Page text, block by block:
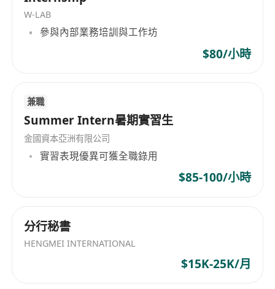
· 極具吸引力的獎勵：年度海外旅遊激勵、最新電子
產品、名牌禮品等，獎勵你的卓越成就。
等，工作與生活平衡！
專屬新人福利
· 全額考牌支援：專業培訓課程及考試費用資助。
起步。
· 國際發展機會：表現優秀者可獲選參與區域性會議
W-LAB
參與內部業務培訓與工作坊
$80/小時
兼職
Summer Intern暑期實習生
金國資本亞洲有限公司
實習表現優異可獲全職錄用
$85-100/小時
分行秘書
HENGMEI INTERNATIONAL
$15K-25K/月